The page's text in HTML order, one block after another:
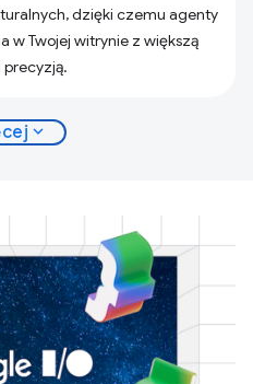
dzięki czemu agenty
w Twojej witrynie z większą
precyzją.
expand_more